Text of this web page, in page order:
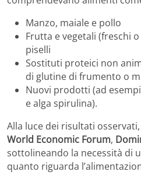
Manzo, maiale e pollo
Frutta e vegetali (freschi
piselli
Sostituti proteici non
di glutine di frumento o
Nuovi prodotti (ad
e alga spirulina).
Alla luce dei risultati
World Economic Forum,
sottolineando la necessità di
quanto riguarda